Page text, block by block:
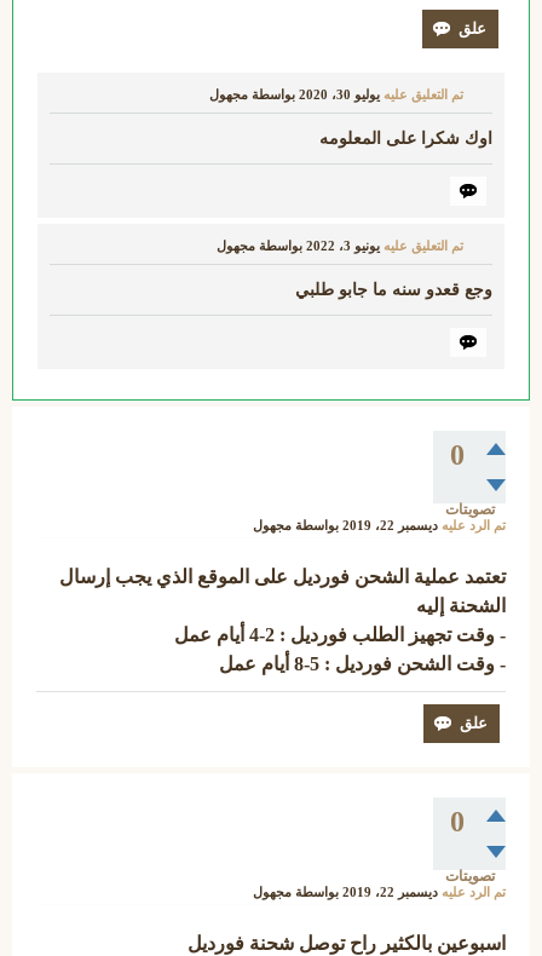
تم التعليق عليه يوليو 30، 2020 بواسطة مجهول
اوك شكرا على المعلومه
تم التعليق عليه يونيو 3، 2022 بواسطة مجهول
وجع قعدو سنه ما جابو طلبي
0
تصويتات
تم الرد عليه ديسمبر 22، 2019 بواسطة مجهول
تعتمد عملية الشحن فورديل على الموقع الذي يجب إرسال
الشحنة إليه
- وقت تجهيز الطلب فورديل : 2-4 أيام عمل
- وقت الشحن فورديل : 5-8 أيام عمل
0
تصويتات
تم الرد عليه ديسمبر 22، 2019 بواسطة مجهول
اسبوعين بالكثير راح توصل شحنة فورديل